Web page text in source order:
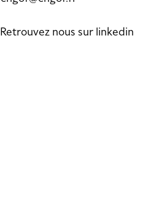
Retrouvez nous sur linkedin